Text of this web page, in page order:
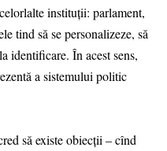
instituții: parlament,
tind să se personalizeze, să
identificare. În acest sens,
a sistemului politic
să existe obiecții – cînd